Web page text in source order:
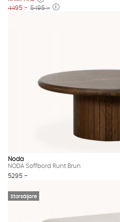
4495 :- 5495 :-
Noda
NODA Soffbord Runt Brun
5295 :-
Storsäljare